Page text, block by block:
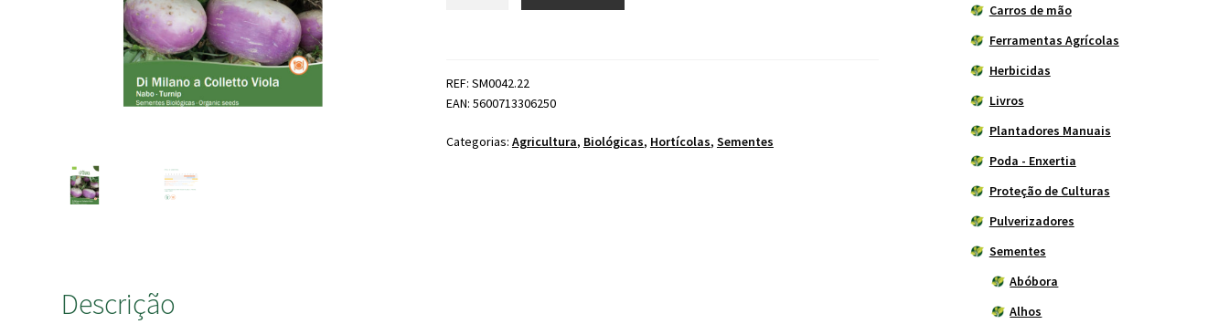
Milano
Colleto
REF: SM0042.22
EAN: 5600713306250
Categorias: Agricultura, Biológicas, Hortícolas, Sementes
Descrição
Carros de mão
Ferramentas Agrícolas
Herbicidas
Livros
Plantadores Manuais
Poda - Enxertia
Proteção de Culturas
Pulverizadores
Sementes
Abóbora
Alhos